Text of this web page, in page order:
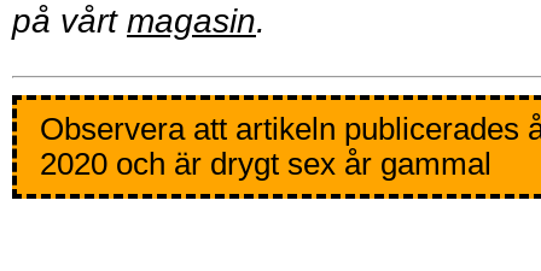
på vårt magasin.
Observera att artikeln publicerades
2020 och är drygt sex år gammal